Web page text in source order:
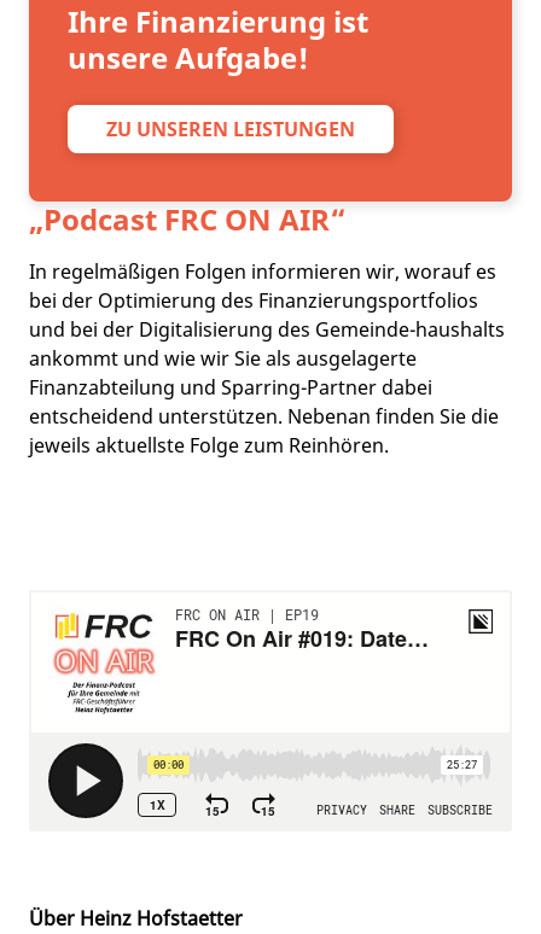
Ihre Finanzierung ist
unsere Aufgabe!
ZU UNSEREN LEISTUNGEN
„Podcast FRC ON AIR“
In regelmäßigen Folgen informieren wir, worauf es
bei der Optimierung des Finanzierungsportfolios
und bei der Digitalisierung des Gemeinde-haushalts
ankommt und wie wir Sie als ausgelagerte
Finanzabteilung und Sparring-Partner dabei
entscheidend unterstützen. Nebenan finden Sie die
jeweils aktuellste Folge zum Reinhören.
Über Heinz Hofstaetter